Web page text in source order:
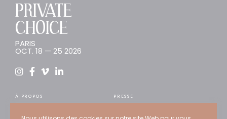
PRIVATE
CHOICE
PARIS
OCT. 18 — 25 2026
À PROPOS PRESSE